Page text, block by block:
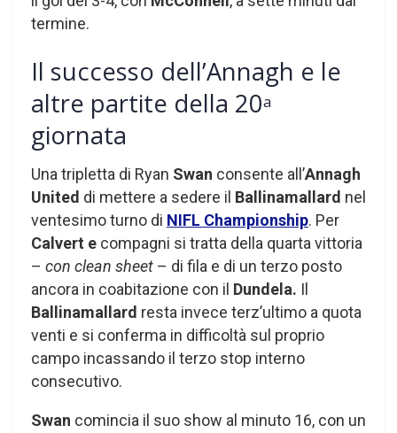
termine.
Il successo dell’Annagh e le
altre partite della 20a
giornata
Una tripletta di Ryan Swan consente all’Annagh
United di mettere a sedere il Ballinamallard nel
ventesimo turno di NIFL Championship. Per
Calvert e compagni si tratta della quarta vittoria
– con clean sheet – di fila e di un terzo posto
ancora in coabitazione con il Dundela. Il
Ballinamallard resta invece terz’ultimo a quota
venti e si conferma in difficoltà sul proprio
campo incassando il terzo stop interno
consecutivo.
Swan comincia il suo show al minuto 16, con un